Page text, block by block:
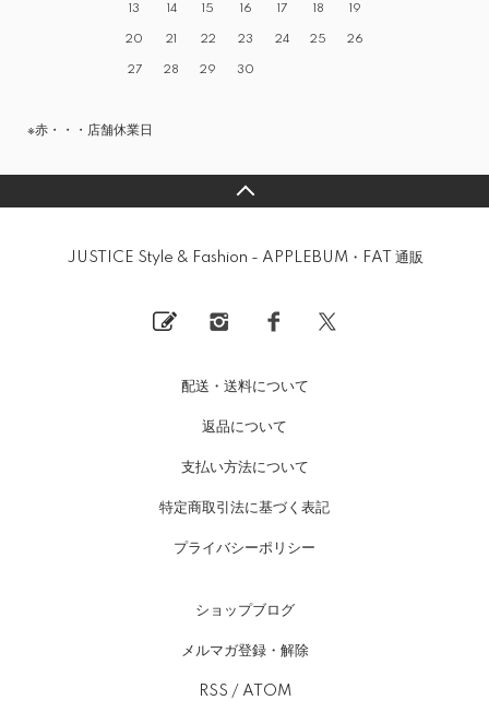
13 14 15 16 17 18 19
20 21 22 23 24 25 26
27 28 29 30
※赤・・・店舗休業日
JUSTICE Style & Fashion - APPLEBUM・FAT 通販
配送・送料について
返品について
支払い方法について
特定商取引法に基づく表記
プライバシーポリシー
ショップブログ
メルマガ登録・解除
RSS / ATOM